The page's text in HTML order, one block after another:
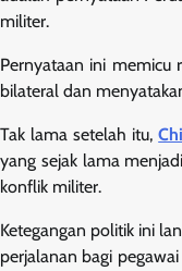
militer.
Pernyataan ini memicu
bilateral dan
Tak lama setelah itu,
yang sejak lama
konflik militer.
Ketegangan politik ini
perjalanan bagi